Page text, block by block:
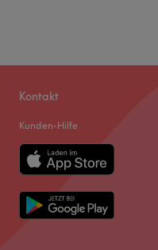
Kontakt
Kunden-Hilfe